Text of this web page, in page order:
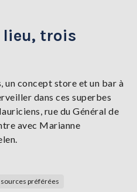
trois
un concept​ store et un bar à​
dans ces​ superbes
rue du Général de
avec Marianne​
sources préférées